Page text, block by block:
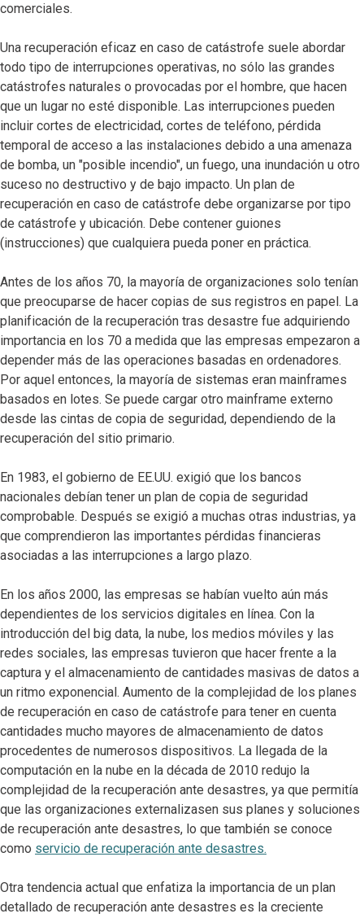
comerciales.
Una recuperación eficaz en caso de catástrofe suele abordar
todo tipo de interrupciones operativas, no sólo las grandes
catástrofes naturales o provocadas por el hombre, que hacen
que un lugar no esté disponible. Las interrupciones pueden
incluir cortes de electricidad, cortes de teléfono, pérdida
temporal de acceso a las instalaciones debido a una amenaza
de bomba, un "posible incendio", un fuego, una inundación u otro
suceso no destructivo y de bajo impacto. Un plan de
recuperación en caso de catástrofe debe organizarse por tipo
de catástrofe y ubicación. Debe contener guiones
(instrucciones) que cualquiera pueda poner en práctica.
Antes de los años 70, la mayoría de organizaciones solo tenían
que preocuparse de hacer copias de sus registros en papel. La
planificación de la recuperación tras desastre fue adquiriendo
importancia en los 70 a medida que las empresas empezaron a
depender más de las operaciones basadas en ordenadores.
Por aquel entonces, la mayoría de sistemas eran mainframes
basados en lotes. Se puede cargar otro mainframe externo
desde las cintas de copia de seguridad, dependiendo de la
recuperación del sitio primario.
En 1983, el gobierno de EE.UU. exigió que los bancos
nacionales debían tener un plan de copia de seguridad
comprobable. Después se exigió a muchas otras industrias, ya
que comprendieron las importantes pérdidas financieras
asociadas a las interrupciones a largo plazo.
En los años 2000, las empresas se habían vuelto aún más
dependientes de los servicios digitales en línea. Con la
introducción del big data, la nube, los medios móviles y las
redes sociales, las empresas tuvieron que hacer frente a la
captura y el almacenamiento de cantidades masivas de datos a
un ritmo exponencial. Aumento de la complejidad de los planes
de recuperación en caso de catástrofe para tener en cuenta
cantidades mucho mayores de almacenamiento de datos
procedentes de numerosos dispositivos. La llegada de la
computación en la nube en la década de 2010 redujo la
complejidad de la recuperación ante desastres, ya que permitía
que las organizaciones externalizasen sus planes y soluciones
de recuperación ante desastres, lo que también se conoce
como servicio de recuperación ante desastres.
Otra tendencia actual que enfatiza la importancia de un plan
detallado de recuperación ante desastres es la creciente